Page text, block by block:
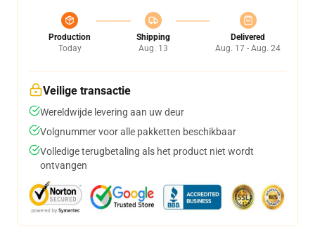
Production
Today
Shipping
Aug. 13
Delivered
Aug. 17 - Aug. 24
Veilige transactie
Wereldwijde levering aan uw deur
Volgnummer voor alle pakketten beschikbaar
Volledige terugbetaling als het product niet wordt
ontvangen